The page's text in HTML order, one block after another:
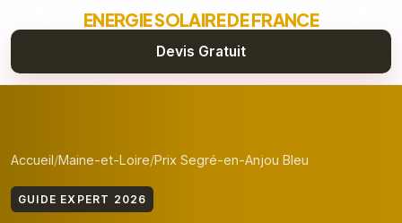
ENERGIE SOLAIRE DE FRANCE
Devis Gratuit
Accueil Maine-et-Loire Prix Segré-en-Anjou Bleu
GUIDE EXPERT 2026